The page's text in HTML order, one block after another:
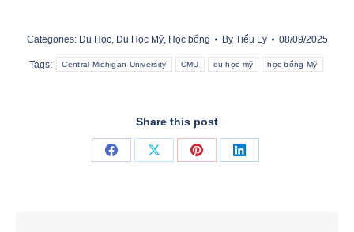
Categories: Du Học, Du Học Mỹ, Học bổng By Tiểu Ly 08/09/2025
Tags: Central Michigan University CMU du học mỹ học bổng Mỹ
Share this post
Share
Share
Share
Share